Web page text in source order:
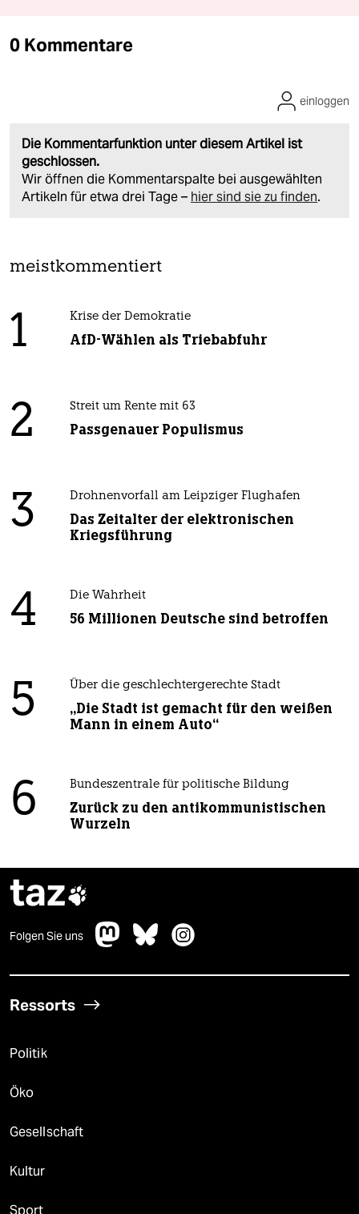
0 Kommentare
Die Kommentarfunktion unter diesem Artikel ist
geschlossen.
Wir öffnen die Kommentarspalte bei ausgewählten
Artikeln für etwa drei Tage – hier sind sie zu finden.
einloggen
meistkommentiert
1 Krise der Demokratie
AfD-Wählen als Triebabfuhr
2 Streit um Rente mit 63
Passgenauer Populismus
3 Drohnenvorfall am Leipziger Flughafen
Das Zeitalter der elektronischen
Kriegsführung
4 Die Wahrheit
56 Millionen Deutsche sind betroffen
5 Über die geschlechtergerechte Stadt
„Die Stadt ist gemacht für den weißen
Mann in einem Auto“
6 Bundeszentrale für politische Bildung
Zurück zu den antikommunistischen
Wurzeln
taz
Folgen Sie uns
Ressorts
Politik
Öko
Gesellschaft
Kultur
Sport